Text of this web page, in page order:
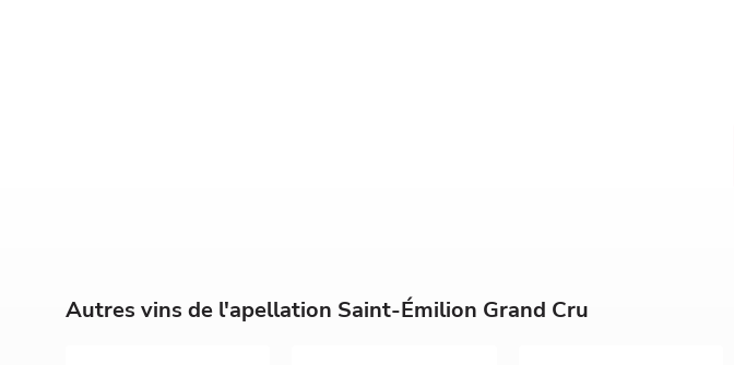
Autres vins de l'apellation Saint-Émilion Grand Cru